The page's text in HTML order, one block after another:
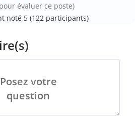
évaluer ce poste)
noté 5 (122 participants)
Posez votre
question